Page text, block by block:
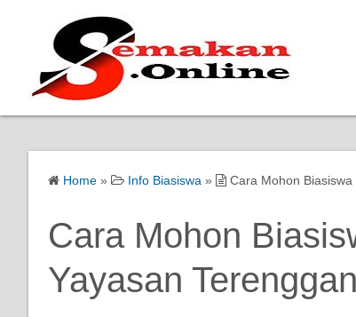
Home » Info Biasiswa » Cara Mohon
Cara Mohon
Yayasan